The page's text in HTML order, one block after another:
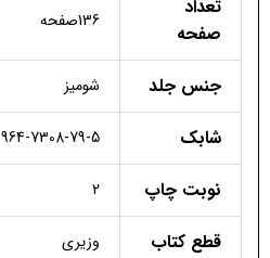
تعداد
صفحه
136صفحه
جنس جلد شومیز
شابک 964-7308-79-5
نوبت چاپ 2
قطع کتاب وزیری